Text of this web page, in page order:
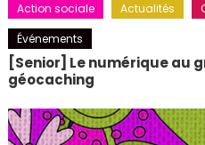
Action sociale Actualités
Événements
[Senior] Le numérique au
géocaching